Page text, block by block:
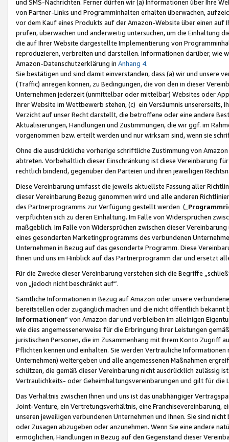
und SMS-Nachrichten. Ferner dürfen wir (a) Informationen über Ihre
von Partner-Links und Programminhalten erhalten überwachen,
vor dem Kauf eines Produkts auf der Amazon-Website über einen
prüfen, überwachen und anderweitig untersuchen, um die Einhaltung
die auf Ihrer Website dargestellte Implementierung von
reproduzieren, verbreiten und darstellen. Informationen darüber, wie
Amazon-Datenschutzerklärung in Anhang 4.
Sie bestätigen und sind damit einverstanden, dass (a) wir und
(Traffic) anregen können, zu Bedingungen, die von den in dieser
Unternehmen jederzeit (unmittelbar oder mittelbar) Websites oder
Ihrer Website im Wettbewerb stehen, (c) ein Versäumnis unsererseits,
Verzicht auf unser Recht darstellt, die betroffene oder eine andere
Aktualisierungen, Handlungen und Zustimmungen, die wir ggf. im
vorgenommen bzw. erteilt werden und nur wirksam sind, wenn sie
Ohne die ausdrückliche vorherige schriftliche Zustimmung von
abtreten. Vorbehaltlich dieser Einschränkung ist diese Vereinbarung
rechtlich bindend, gegenüber den Parteien und ihren jeweiligen
Diese Vereinbarung umfasst die jeweils aktuellste Fassung aller
dieser Vereinbarung Bezug genommen wird und alle anderen
des Partnerprogramms zur Verfügung gestellt werden („
verpflichten sich zu deren Einhaltung. Im Falle von Widersprüchen
maßgeblich. Im Falle von Widersprüchen zwischen dieser
eines gesonderten Marketingprogramms des verbundenen
Unternehmen in Bezug auf das gesonderte Programm. Diese
Ihnen und uns im Hinblick auf das Partnerprogramm dar und ersetzt
Für die Zwecke dieser Vereinbarung verstehen sich die Begriffe
von „jedoch nicht beschränkt auf“.
Sämtliche Informationen in Bezug auf Amazon oder unsere
bereitstellen oder zugänglich machen und die nicht öffentlich
Informationen“ von Amazon dar und verbleiben im alleinigen
wie dies angemessenerweise für die Erbringung Ihrer Leistungen
juristischen Personen, die im Zusammenhang mit Ihrem Konto
Pflichten kennen und einhalten. Sie werden Vertrauliche
Unternehmen) weitergeben und alle angemessenen Maßnahmen
schützen, die gemäß dieser Vereinbarung nicht ausdrücklich zulässig
Vertraulichkeits- oder Geheimhaltungsvereinbarungen und gilt für die
Das Verhältnis zwischen Ihnen und uns ist das unabhängiger
Joint-Venture, ein Vertretungsverhältnis, eine Franchisevereinbarung,
unseren jeweiligen verbundenen Unternehmen und Ihnen. Sie sind
oder Zusagen abzugeben oder anzunehmen. Wenn Sie eine andere
ermöglichen, Handlungen in Bezug auf den Gegenstand dieser